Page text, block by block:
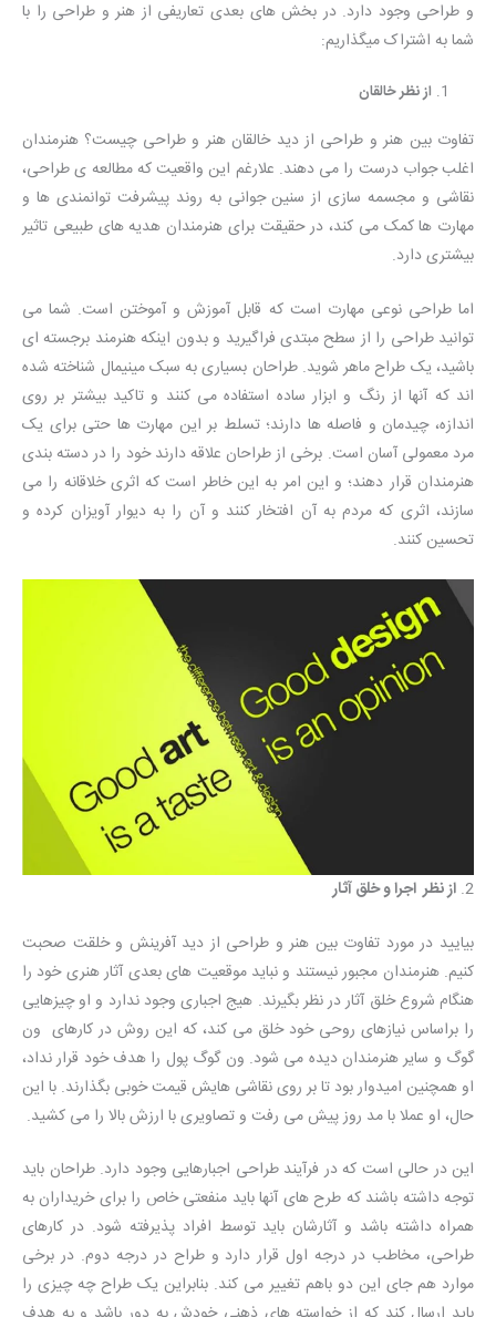
و طراحی وجود دارد. در بخش های بعدی تعاریفی از هنر و طراحی را با
شما به اشتراک میگذاریم:
از نظر خالقان
تفاوت بین هنر و طراحی از دید خالقان هنر و طراحی چیست؟ هنرمندان
اغلب جواب درست را می دهند. علارغم این واقعیت که مطالعه ی طراحی،
نقاشی و مجسمه سازی از سنین جوانی به روند پیشرفت توانمندی ها و
مهارت ها کمک می کند، در حقیقت برای هنرمندان هدیه های طبیعی تاثیر
بیشتری دارد.
اما طراحی نوعی مهارت است که قابل آموزش و آموختن است. شما می
توانید طراحی را از سطح مبتدی فراگیرید و بدون اینکه هنرمند برجسته ای
باشید، یک طراح ماهر شوید. طراحان بسیاری به سبک مینیمال شناخته شده
اند که آنها از رنگ و ابزار ساده استفاده می کنند و تاکید بیشتر بر روی
اندازه، چیدمان و فاصله ها دارند؛ تسلط بر این مهارت ها حتی برای یک
مرد معمولی آسان است. برخی از طراحان علاقه دارند خود را در دسته بندی
هنرمندان قرار دهند؛ و این امر به این خاطر است که اثری خلاقانه را می
سازند، اثری که مردم به آن افتخار کنند و آن را به دیوار آویزان کرده و
تحسین کنند.
2. از نظر اجرا و خلق آثار
بیایید در مورد تفاوت بین هنر و طراحی از دید آفرینش و خلقت صحبت
کنیم. هنرمندان مجبور نیستند و نباید موقعیت های بعدی آثار هنری خود را
هنگام شروع خلق آثار در نظر بگیرند. هیج اجباری وجود ندارد و او چیزهایی
را براساس نیازهای روحی خود خلق می کند، که این روش در کارهای ون
گوگ و سایر هنرمندان دیده می شود. ون گوگ پول را هدف خود قرار نداد،
او همچنین امیدوار بود تا بر روی نقاشی هایش قیمت خوبی بگذارند. با این
حال، او عملا با مد روز پیش می رفت و تصاویری با ارزش بالا را می کشید.
این در حالی است که در فرآیند طراحی اجبارهایی وجود دارد. طراحان باید
توجه داشته باشند که طرح های آنها باید منفعتی خاص را برای خریداران به
همراه داشته باشد و آثارشان باید توسط افراد پذیرفته شود. در کارهای
طراحی، مخاطب در درجه اول قرار دارد و طراح در درجه دوم. در برخی
موارد هم جای این دو باهم تغییر می کند. بنابراین یک طراح چه چیزی را